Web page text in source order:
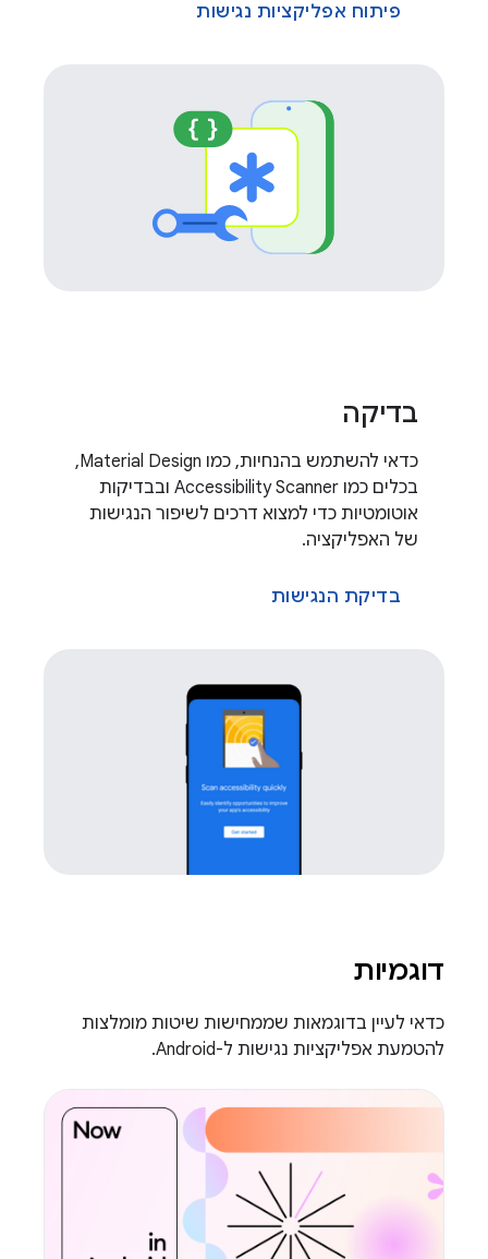
פיתוח אפליקציות נגישות
בדיקה
כדאי להשתמש בהנחיות, כמו Material Design,
בכלים כמו Accessibility Scanner ובבדיקות
אוטומטיות כדי למצוא דרכים לשיפור הנגישות
של האפליקציה.
בדיקת הנגישות
דוגמיות
כדאי לעיין בדוגמאות שממחישות שיטות מומלצות
להטמעת אפליקציות נגישות ל-Android.